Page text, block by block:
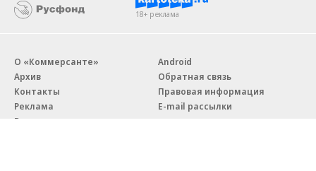
18+ реклама
О «Коммерсанте»
Архив
Контакты
Реклама
Вакансии
Android
Обратная связь
Правовая информация
E-mail рассылки